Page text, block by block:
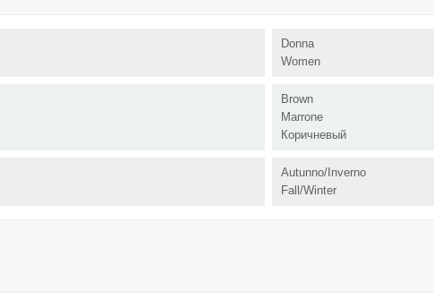
Donna
Women
Brown
Marrone
Коричневый
Autunno/Inverno
Fall/Winter